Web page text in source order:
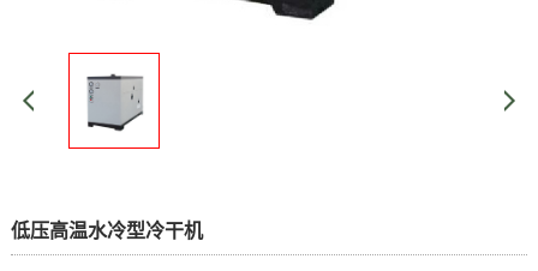
低压高温水冷型冷干机